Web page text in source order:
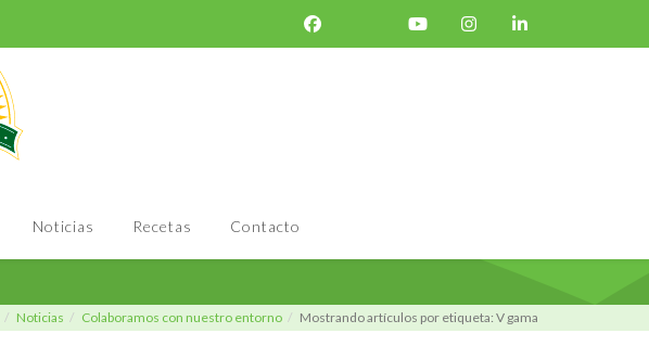
Noticias Recetas Contacto
Noticias Colaboramos con nuestro entorno Mostrando artículos por etiqueta: V gama